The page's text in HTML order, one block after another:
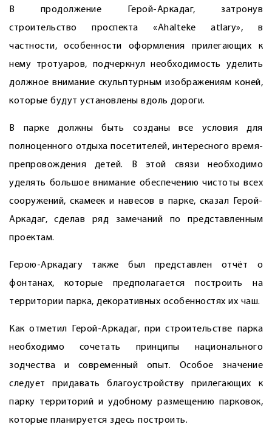
В продолжение Герой-Аркадаг, затронув
строительство проспекта «Ahalteke atlary», в
частности, особенности оформления прилегающих к
нему тротуаров, подчеркнул необходимость уделить
должное внимание скульптурным изображениям коней,
которые будут установлены вдоль дороги.
В парке должны быть созданы все условия для
полноценного отдыха посетителей, интересного время­
препровождения детей. В этой связи необходимо
уделять большое внимание обеспечению чистоты всех
сооружений, скамеек и навесов в парке, сказал Герой-
Аркадаг, сделав ряд замечаний по представленным
проектам.
Герою-Аркадагу также был представлен отчёт о
фонтанах, которые предполагается построить на
территории парка, декоративных особенностях их чаш.
Как отметил Герой-Аркадаг, при строи­тельстве парка
необходимо сочетать принципы национального
зодчества и современный опыт. Особое значение
следует придавать благоустройству прилегающих к
парку территорий и удобному размещению парковок,
которые планируется здесь построить.